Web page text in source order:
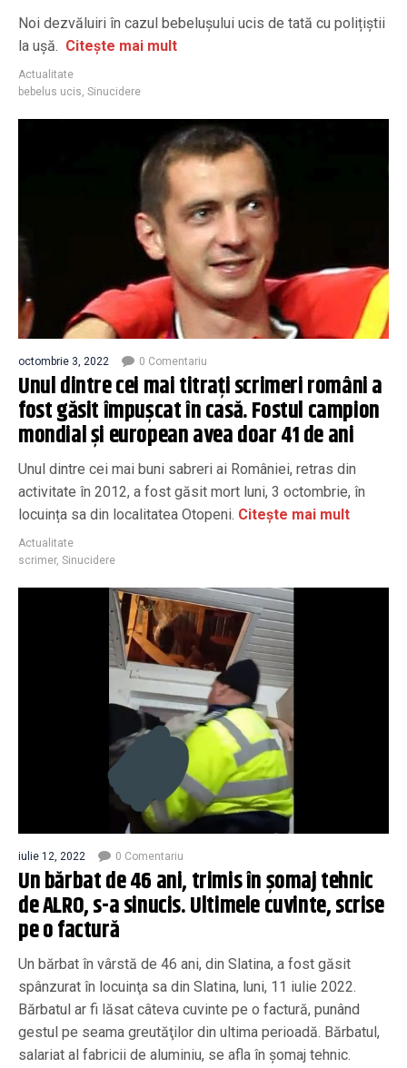
Noi dezvăluiri în cazul bebelușului ucis de tată cu polițiștii
la ușă. Citește mai mult
Actualitate
bebelus ucis, Sinucidere
octombrie 3, 2022 0 Comentariu
Unul dintre cei mai titrați scrimeri români a
fost găsit împușcat în casă. Fostul campion
mondial și european avea doar 41 de ani
Unul dintre cei mai buni sabreri ai României, retras din
activitate în 2012, a fost găsit mort luni, 3 octombrie, în
locuința sa din localitatea Otopeni. Citește mai mult
Actualitate
scrimer, Sinucidere
iulie 12, 2022 0 Comentariu
Un bărbat de 46 ani, trimis în şomaj tehnic
de ALRO, s-a sinucis. Ultimele cuvinte, scrise
pe o factură
Un bărbat în vârstă de 46 ani, din Slatina, a fost găsit
spânzurat în locuinţa sa din Slatina, luni, 11 iulie 2022.
Bărbatul ar fi lăsat câteva cuvinte pe o factură, punând
gestul pe seama greutăţilor din ultima perioadă. Bărbatul,
salariat al fabricii de aluminiu, se afla în şomaj tehnic.